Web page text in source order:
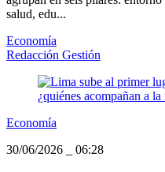
salud, edu...
Economía
Redacción Gestión
Economía
30/06/2026
06:28